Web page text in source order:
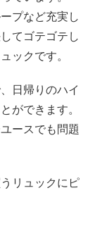
プなど充実し
てゴテゴテし
ックです。
日帰りのハイ
ができます。
ースでも問題
リュックにピ